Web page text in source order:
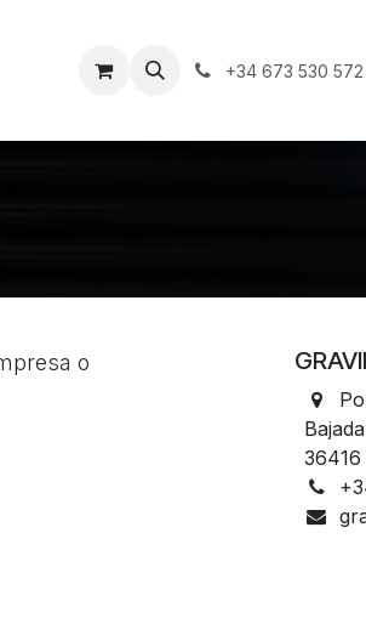
Proyectos Diseña tu espacio Blog
+34 673 530 572
o